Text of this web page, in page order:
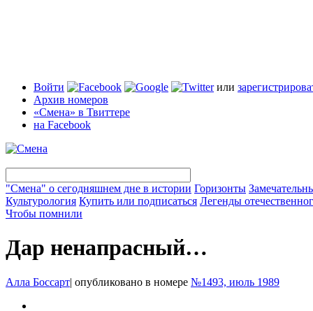
Войти или
Архив номеров
«Смена» в Твиттере
на Facebook
"Смена" о сегодняшнем дне в истории Горизонты
Культурология Купить или подписаться Легенды
Чтобы помнили
Дар ненапрасный…
Алла Боссарт| опубликовано в номере №1493, июль 1989